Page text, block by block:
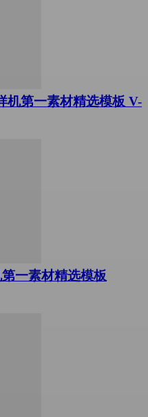
机第一素材精选模板 V-
一素材精选模板